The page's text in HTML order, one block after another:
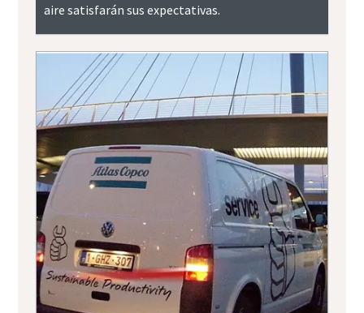
aire satisfarán sus expectativas.